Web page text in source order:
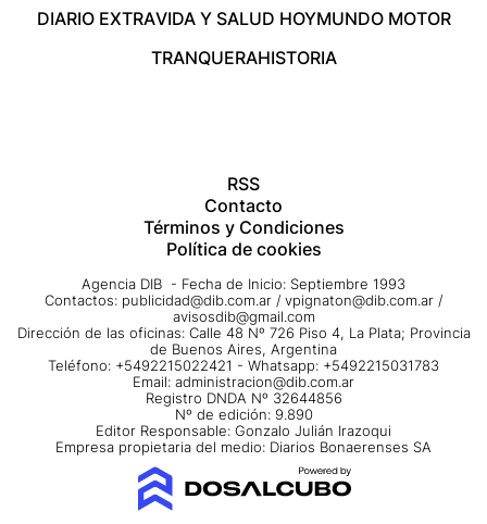
DIARIO EXTRAVIDA Y SALUD HOYMUNDO MOTOR
TRANQUERAHISTORIA
RSS
Contacto
Términos y Condiciones
Política de cookies
Agencia DIB - Fecha de Inicio: Septiembre 1993
Contactos: publicidad@dib.com.ar / vpignaton@dib.com.ar /
avisosdib@gmail.com
Dirección de las oficinas: Calle 48 Nº 726 Piso 4, La Plata; Provincia
de Buenos Aires, Argentina
Teléfono: +5492215022421 - Whatsapp: +5492215031783
Email: administracion@dib.com.ar
Registro DNDA Nº 32644856
Nº de edición: 9.890
Editor Responsable: Gonzalo Julián Irazoqui
Empresa propietaria del medio: Diarios Bonaerenses SA